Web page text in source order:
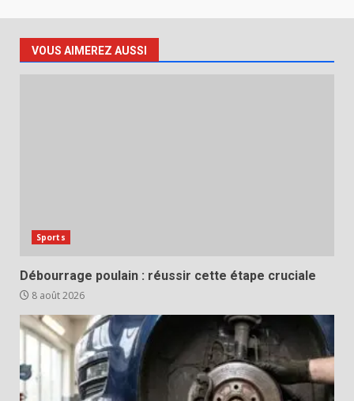
VOUS AIMEREZ AUSSI
Sports
Débourrage poulain : réussir cette étape cruciale
8 août 2026